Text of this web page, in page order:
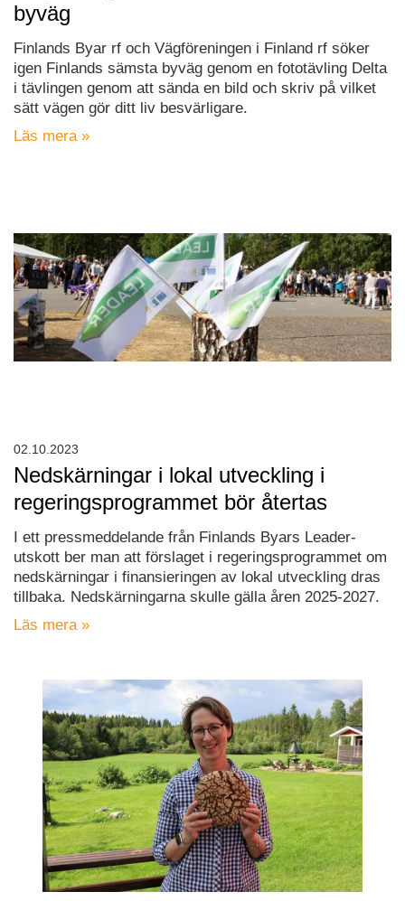
byväg
Finlands Byar rf och Vägföreningen i Finland rf söker
igen Finlands sämsta byväg genom en fototävling Delta
i tävlingen genom att sända en bild och skriv på vilket
sätt vägen gör ditt liv besvärligare.
Läs mera »
Nedskärningar i lokal utveckling i
regeringsprogrammet bör återtas
I ett pressmeddelande från Finlands Byars Leader-
utskott ber man att förslaget i regeringsprogrammet om
nedskärningar i finansieringen av lokal utveckling dras
tillbaka. Nedskärningarna skulle gälla åren 2025-2027.
Läs mera »
02.10.2023